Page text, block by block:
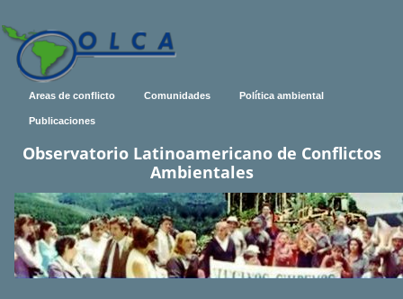
Areas de conflicto Comunidades Política ambiental
Publicaciones
Observatorio Latinoamericano de Conflictos
Ambientales